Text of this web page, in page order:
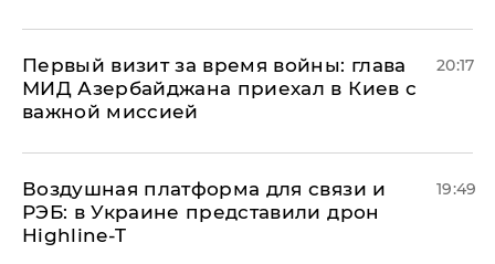
Первый визит за время войны: глава
МИД Азербайджана приехал в Киев с
важной миссией
20:17
Воздушная платформа для связи и
РЭБ: в Украине представили дрон
Highline-T
19:49